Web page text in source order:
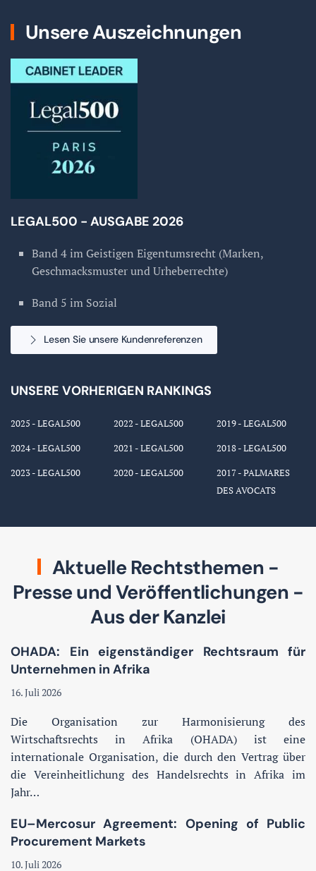
Unsere Auszeichnungen
LEGAL500 - AUSGABE 2026
Band 4 im Geistigen Eigentumsrecht (Marken,
Geschmacksmuster und Urheberrechte)
Band 5 im Sozial
Lesen Sie unsere Kundenreferenzen
UNSERE VORHERIGEN RANKINGS
2025 - LEGAL500
2024 - LEGAL500
2023 - LEGAL500
2022 - LEGAL500
2021 - LEGAL500
2020 - LEGAL500
2019 - LEGAL500
2018 - LEGAL500
2017 - PALMARES
DES AVOCATS
Aktuelle Rechtsthemen -
Presse und Veröffentlichungen -
Aus der Kanzlei
OHADA: Ein eigenständiger Rechtsraum für
Unternehmen in Afrika
16. Juli 2026
Die Organisation zur Harmonisierung des
Wirtschaftsrechts in Afrika (OHADA) ist eine
internationale Organisation, die durch den Vertrag über
die Vereinheitlichung des Handelsrechts in Afrika im
Jahr…
EU–Mercosur Agreement: Opening of Public
Procurement Markets
10. Juli 2026